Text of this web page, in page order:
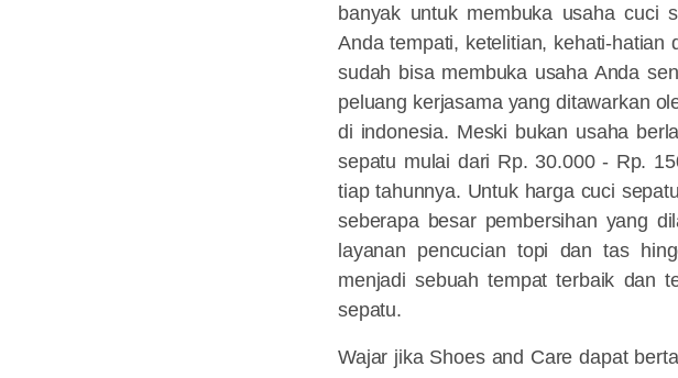
banyak untuk membuka usaha cuci
Anda tempati, ketelitian, kehati-hatian
sudah bisa membuka usaha Anda
peluang kerjasama yang ditawarkan
di indonesia. Meski bukan usaha
sepatu mulai dari Rp. 30.000 - Rp.
tiap tahunnya. Untuk harga cuci
seberapa besar pembersihan yang
layanan pencucian topi dan tas
menjadi sebuah tempat terbaik dan
sepatu.
Wajar jika Shoes and Care dapat